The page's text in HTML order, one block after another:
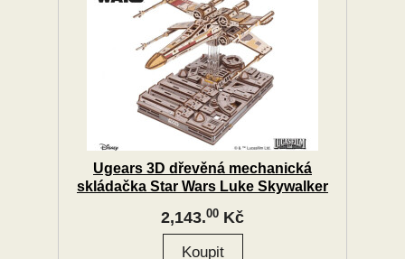
Ugears 3D dřevěná mechanická
skládačka Star Wars Luke Skywalker
2,143.00 Kč